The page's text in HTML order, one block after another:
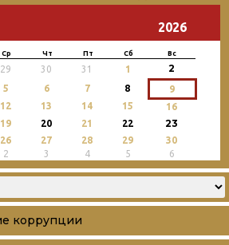
2026
Ср Чт Пт Сб Вс
29 30 31 1 2
5 6 7 8
9
12 13 14 15
16
19 20 21 22 23
26 27 28 29
30
2 3 4 5 6
коррупции